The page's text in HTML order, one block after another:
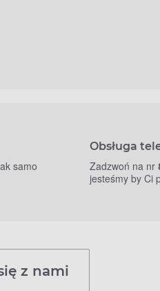
samo
Obsługa
Zadzwoń na nr
jesteśmy by Ci
z nami